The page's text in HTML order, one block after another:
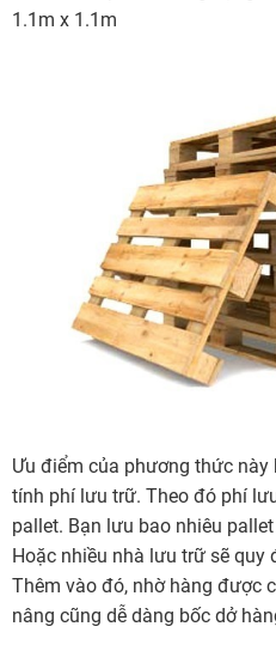
1.1m x 1.1m
Ưu điểm của phương thức này
tính phí lưu trữ. Theo đó phí
pallet. Bạn lưu bao nhiêu
Hoặc nhiều nhà lưu trữ sẽ
Thêm vào đó, nhờ hàng được
nâng cũng dễ dàng bốc dở